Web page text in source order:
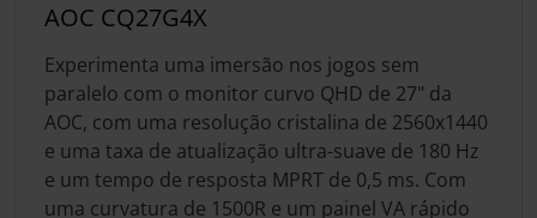
AOC CQ27G4X
Experimenta uma imersão nos jogos sem
paralelo com o monitor curvo QHD de 27" da
AOC, com uma resolução cristalina de 2560x1440
e uma taxa de atualização ultra-suave de 180 Hz
e um tempo de resposta MPRT de 0,5 ms. Com
uma curvatura de 1500R e um painel VA rápido